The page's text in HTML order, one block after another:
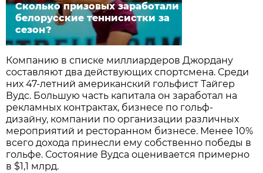
Сколько призовых заработали
белорусские теннисистки за
сезон?
Компанию в списке миллиардеров Джордану
составляют два действующих спортсмена. Среди
них 47-летний американский гольфист Тайгер
Вудс. Большую часть капитала он заработал на
рекламных контрактах, бизнесе по гольф-
дизайну, компании по организации различных
мероприятий и ресторанном бизнесе. Менее 10%
всего дохода принесли ему собственно победы в
гольфе. Состояние Вудса оценивается примерно
в $1,1 млрд.